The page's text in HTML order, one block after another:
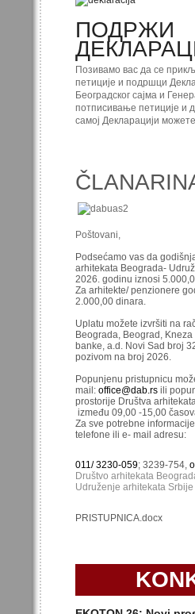
ПОДРЖИ
Позивамо вас да се
петиције и подршци
Београдског сајма и
потписивање петиције и
самој Декларацији
Poštovani,
Podsećamo vas da
arhitekata Beograda-
2026. godinu iznosi
Za arhitekte/ penzionere
2.000,00 dinara.
Uplatu možete izvršiti na
Beograda, Beograd,
banke, a.d. Novi Sad broj
pozivom na broj 2026.
Popunjenu pristupnicu
mail: office@dab.rs ili
prostorije Društva
između 09,00 -15,00
Za sve potrebne
telefone ili e- mail adresu:
011/ 3230-059; 3239-754,
Društvo arhitekata
Udruženje arhitekata Srbije
PRISTUPNICA.docx